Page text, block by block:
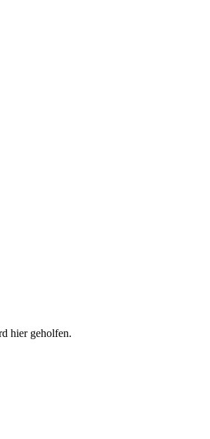
hier geholfen.